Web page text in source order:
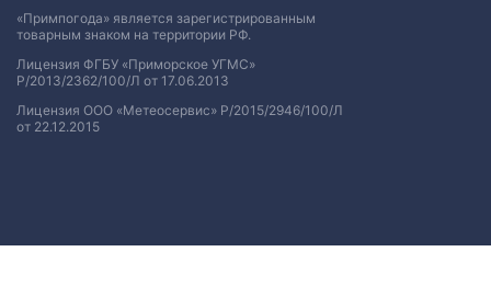
«Примпогода» является зарегистрированным
товарным знаком на территории РФ.
Лицензия ФГБУ «Приморское УГМС»
Р/2013/2362/100/Л от 17.06.2013
Лицензия ООО «Метеосервис» Р/2015/2946/100/Л
от 22.12.2015